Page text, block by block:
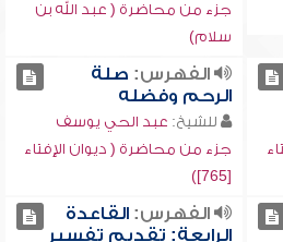
جزء من محاضرة ( عبد الله بن
سلام)
الفهرس: صلة
الرحم وفضله
للشيخ: عبد الحي يوسف
جزء من محاضرة ( ديوان الإفتاء
[765])
الفهرس:القاعدة
الرابعة: تقديم تفسير